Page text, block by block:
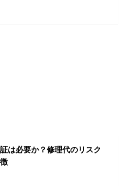
は必要か？修理代のリスク